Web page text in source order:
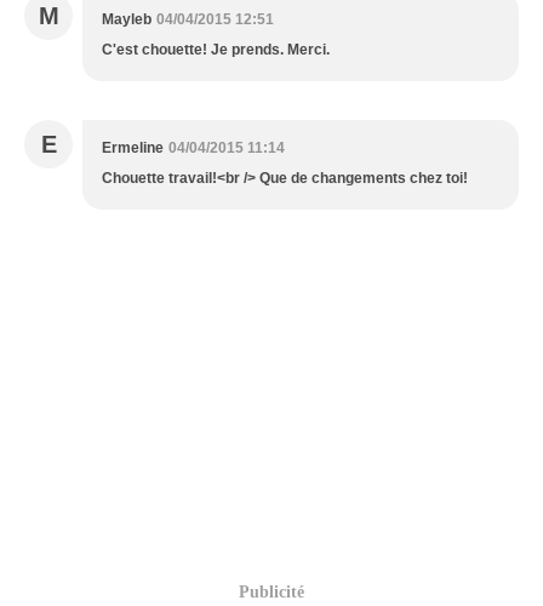
M Mayleb 04/04/2015 12:51
C'est chouette! Je prends. Merci.
E Ermeline 04/04/2015 11:14
Chouette travail!<br /> Que de changements chez toi!
Publicité